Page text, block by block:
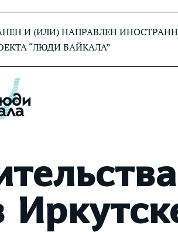
И (ИЛИ) НАПРАВЛЕН
“ЛЮДИ БАЙКАЛА”